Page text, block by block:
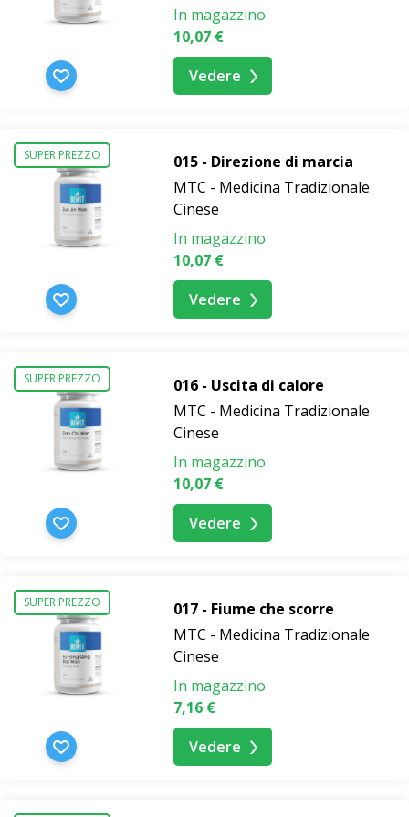
In magazzino
10,07 €
Vedere
SUPER PREZZO
015 - Direzione di marcia
MTC - Medicina Tradizionale
Cinese
In magazzino
10,07 €
Vedere
SUPER PREZZO
016 - Uscita di calore
MTC - Medicina Tradizionale
Cinese
In magazzino
10,07 €
Vedere
SUPER PREZZO
017 - Fiume che scorre
MTC - Medicina Tradizionale
Cinese
In magazzino
7,16 €
Vedere